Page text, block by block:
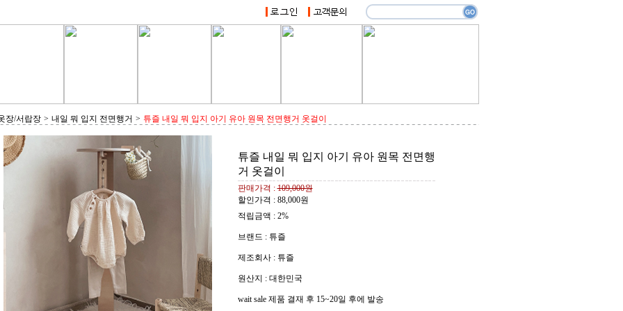
장/서랍장 > 내일 뭐 입지 전면행거 > 튜즐 내일 뭐 입지 아기 유아 원목 전면행거 옷걸이
튜즐 내일 뭐 입지 아기 유아 원목 전면행
거 옷걸이
판매가격 :109,000원
할인가격 : 88,000원
적립금액 : 2%
브랜드 : 튜즐
제조회사 : 튜즐
원산지 : 대한민국
wait sale 제품 결재 후 15~20일 후에 발송